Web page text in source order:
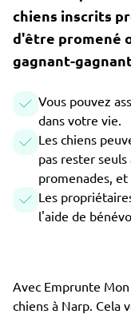
chiens inscrits
d'être promené
gagnant-
Vous pouvez
dans votre vie.
Les chiens
pas rester
promenades, et
Les
l'aide de
Avec Emprunte
chiens à Narp. Cela